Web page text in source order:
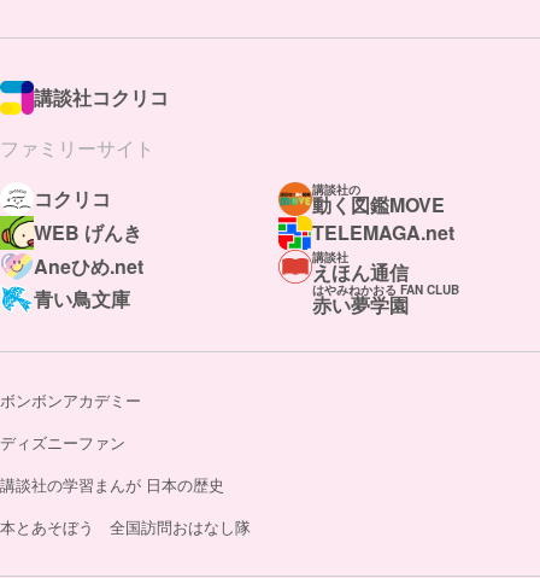
講談社コクリコ
ファミリーサイト
コクリコ
講談社の
動く図鑑MOVE
WEB げんき
TELEMAGA.net
Aneひめ.net
講談社
えほん通信
青い鳥文庫
はやみねかおる FAN CLUB
赤い夢学園
ボンボンアカデミー
ディズニーファン
講談社の学習まんが 日本の歴史
本とあそぼう 全国訪問おはなし隊